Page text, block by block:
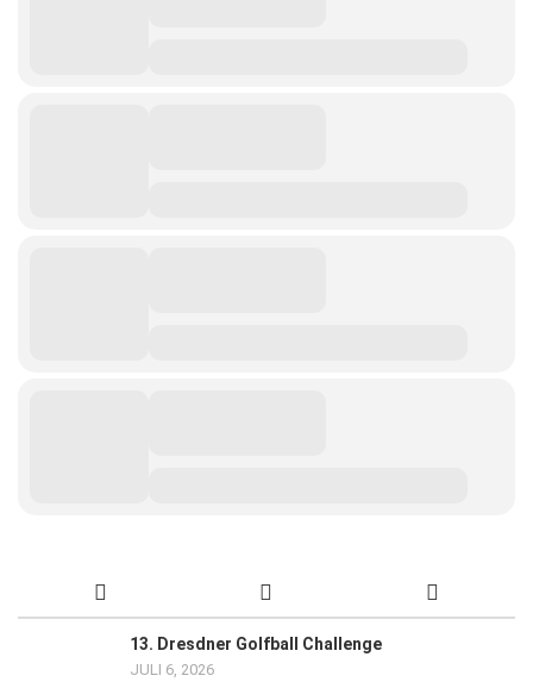
13. Dresdner Golfball Challenge
JULI 6, 2026